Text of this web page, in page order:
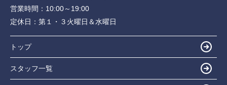
営業時間： 10:00～19:00
定休日： 第１・３火曜日＆水曜日
トップ
スタッフ一覧